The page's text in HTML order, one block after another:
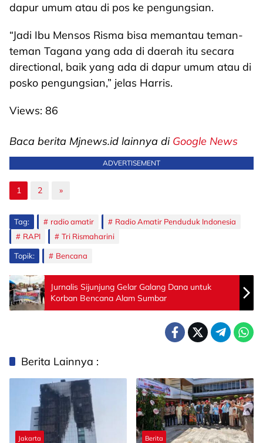
dapur umum atau di pos ke pengungsian.
“Jadi Ibu Mensos Risma bisa memantau teman-
teman Tagana yang ada di daerah itu secara
directional, baik yang ada di dapur umum atau di
posko pengungsian,” jelas Harris.
Views: 86
Baca berita Mjnews.id lainnya di Google News
ADVERTISEMENT
1 2 »
Tag: radio amatir
Radio Amatir Penduduk Indonesia
RAPI
Tri Rismaharini
Topik: Bencana
Jurnalis Sijunjung Gelar Galang Dana untuk
Korban Bencana Alam Sumbar
Berita Lainnya :
Jakarta Berita